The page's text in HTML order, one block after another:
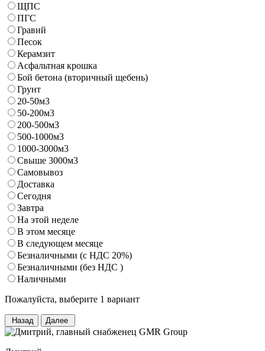
ЩПС
ПГС
Гравий
Песок
Керамзит
Асфальтная крошка
Бой бетона (вторичный щебень)
Грунт
20-50м3
50-200м3
200-500м3
500-1000м3
1000-3000м3
Свыше 3000м3
Самовывоз
Доставка
Сегодня
Завтра
На этой неделе
В этом месяце
В следующем месяце
Безналичными (с НДС 20%)
Безналичными (без НДС )
Наличными
Пожалуйста, выберите 1 вариант
Назад Далее